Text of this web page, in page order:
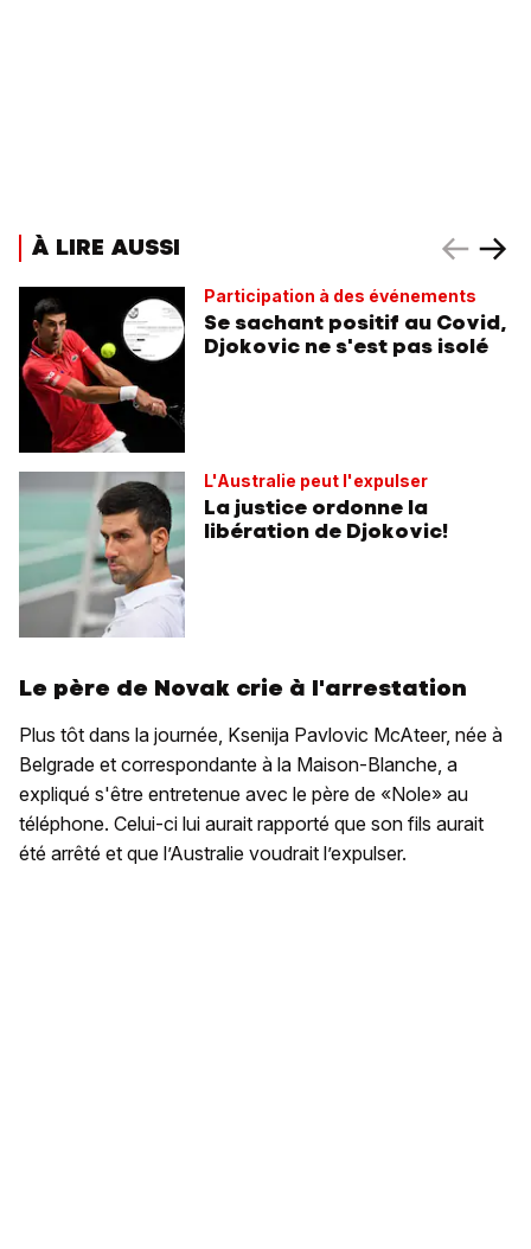
À LIRE AUSSI
Participation à des événements
Se sachant positif au Covid,
Djokovic ne s'est pas isolé
L'Australie peut l'expulser
La justice ordonne la
libération de Djokovic!
Le père de Novak crie à l'arrestation
Plus tôt dans la journée, Ksenija Pavlovic McAteer, née à
Belgrade et correspondante à la Maison-Blanche, a
expliqué s'être entretenue avec le père de «Nole» au
téléphone. Celui-ci lui aurait rapporté que son fils aurait
été arrêté et que l’Australie voudrait l’expulser.